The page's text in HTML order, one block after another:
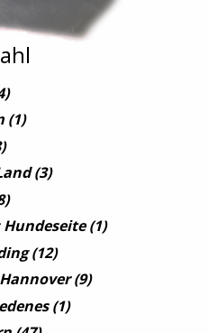
(1)
(3)
Hundeseite(1)
(12)
(9)
(1)